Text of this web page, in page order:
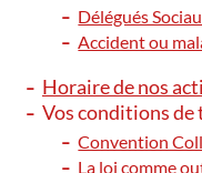
Délégués
Accident ou
Horaire de nos
Vos conditions de
Convention
La loi comme